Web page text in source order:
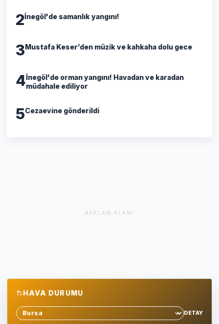
2İnegöl'de samanlık yangını!
3Mustafa Keser’den müzik ve kahkaha dolu gece
4İnegöl'de orman yangını! Havadan ve karadan
müdahale ediliyor
5Cezaevine gönderildi
REKLAM ALANI
HAVA DURUMU
Sehir sec
DETAY